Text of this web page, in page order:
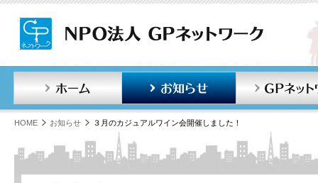
ホーム
HOME お知らせ ３月のカジュアルワイン会開催しました！